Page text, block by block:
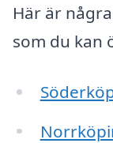
Här är
som du kan